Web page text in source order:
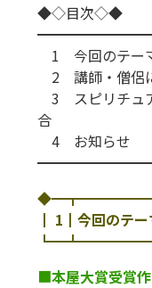
◆◇目次◇◆
1 今回のテー
2 講師・僧侶
3 スピリチュ
合
4 お知らせ
┃ 1┃今回のテー
■本屋大賞受賞